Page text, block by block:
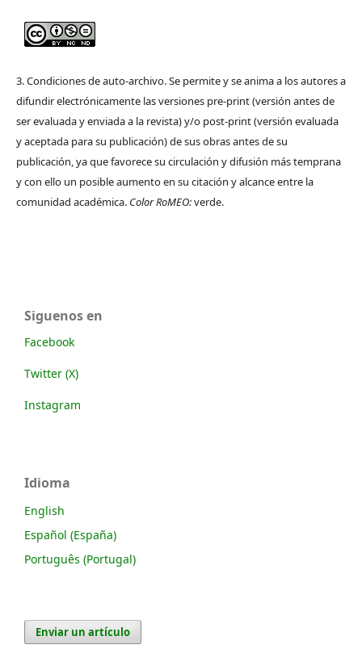
3. Condiciones de auto-archivo. Se permite y se anima a los autores a
difundir electrónicamente las versiones pre-print (versión antes de
ser evaluada y enviada a la revista) y/o post-print (versión evaluada
y aceptada para su publicación) de sus obras antes de su
publicación, ya que favorece su circulación y difusión más temprana
y con ello un posible aumento en su citación y alcance entre la
comunidad académica. Color RoMEO:verde.
Siguenos en
Facebook
Twitter (X)
Instagram
Idioma
English
Español (España)
Português (Portugal)
Enviar un artículo